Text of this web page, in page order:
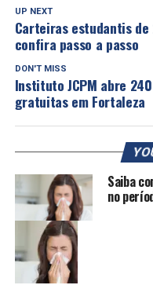
UP NEXT
Carteiras estudantis
confira passo a passo
DON'T MISS
Instituto JCPM abre
gratuitas em Fortaleza
Saiba
no